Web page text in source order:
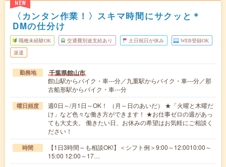
NEW
〈カンタン作業！〉スキマ時間にサクッと＊
DMの仕分け
職種未経験OK 交通費別途支給あり 土日祝日が休み WEB登録OK
派遣
勤務地 千葉県館山市
館山駅からバイク・車---分／九重駅からバイク・車---分／那
古船形駅からバイク・車---分
曜日頻度
週0日～/月1日～OK！ （月～日のあいだ） ★「火曜と木曜だ
け」など色々な働き方ができます！ ★お仕事ゼロの週があっ
ても大丈夫。 働きたい日、お休みの希望はお気軽にご相談く
ださい！
時間
【1日3時間～も相談OK!】＜シフト例＞9:00～12:0010:00～
15:00 12:00～17…